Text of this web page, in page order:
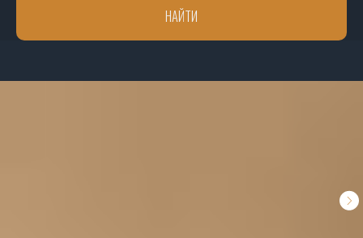
НАЙТИ